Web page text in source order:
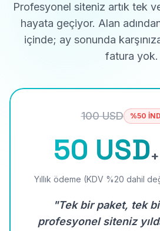
Profesyonel siteniz artık tek
hayata geçiyor. Alan
içinde; ay sonunda
fatura yok.
100 USD %50
50 USD
Yıllık ödeme (KDV %20 dahil
"Tek bir paket, tek
profesyonel siteniz